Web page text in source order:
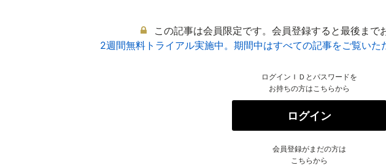
この記事は会員限定です。会員登録すると最後まで
2週間無料トライアル実施中。期間中はすべての記事をご覧いた
ログインＩＤとパスワードを
お持ちの方はこちらから
ログイン
会員登録がまだの方は
こちらから